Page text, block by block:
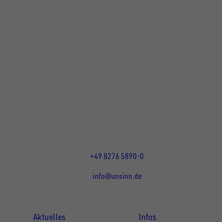
+49 8276 5890-0
info@unsinn.de
Aktuelles Infos